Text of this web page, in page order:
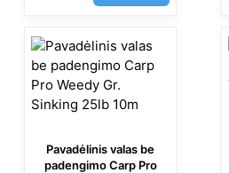
Pavadėlinis valas be
padengimo Carp Pro